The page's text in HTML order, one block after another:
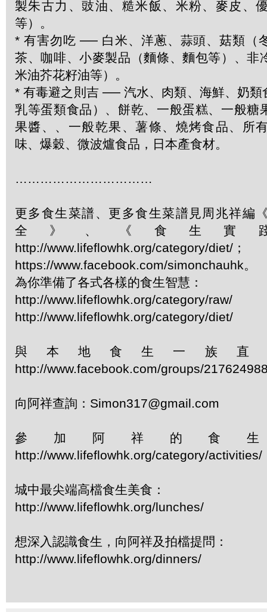
製朱古力、豉油、糙米飯、米粉、麥皮、
等）。
* 有害勿吃 ── 白米、洋蔥、蒜頭、菇類（
茶、咖啡、小麥製品（麵條、麵包等）、非
米油芥花籽油等）。
* 有毒避之則吉 ── 汽水、肉類、海鮮、奶類
乳等蛋類食品）、餅乾、一般蛋糕、一般糖
果醬、、一般乾果、薯條、燒烤食品、所
味、爆穀、微波爐食品，日本產食材。
……………………………
更多食生菜譜、更多食生菜譜見周兆祥編
全》、《食生實
http://www.lifeflowhk.org/category/diet/；
https://www.facebook.com/simonchauhk。
為你準備了各式各樣的食生智慧：
http://www.lifeflowhk.org/category/raw/
http://www.lifeflowhk.org/category/diet/
與本地食生一族直
http://www.facebook.com/groups/
向阿祥查詢：Simon317@gmail.com
參加阿祥的食
http://www.lifeflowhk.org/category/activities/
城中最尖端高檔食生美食：
http://www.lifeflowhk.org/lunches/
想深入認識食生，向阿祥及拍檔提問：
http://www.lifeflowhk.org/dinners/